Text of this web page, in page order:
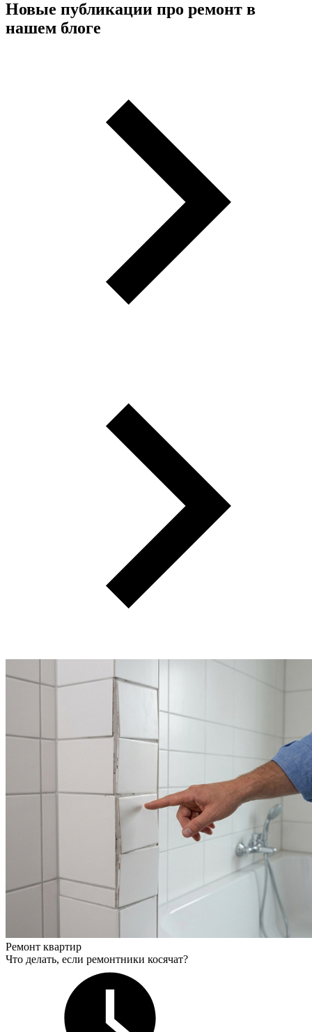
Новые публикации про ремонт в
нашем блоге
Ремонт квартир
Что делать, если ремонтники косячат?